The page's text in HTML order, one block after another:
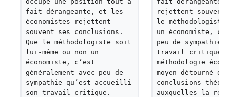
fait dérangeante, et les
économistes rejettent
souvent ses conclusions.
Que le méthodologiste soit
lui-même ou non un
économiste, c’est
généralement avec peu de
sympathie qu’est accueilli
son travail critique.
rejettent
le
un économiste,
peu de
travail
méthodologie
moyen détourné
conclusions
auxquelles la